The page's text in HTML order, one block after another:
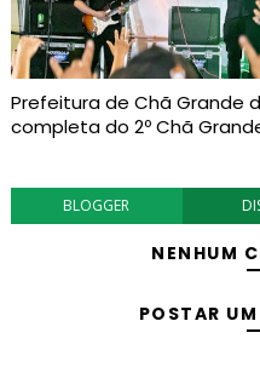
Prefeitura de Chã Grande
completa do 2º Chã
BLOGGER
NENHUM
POSTAR